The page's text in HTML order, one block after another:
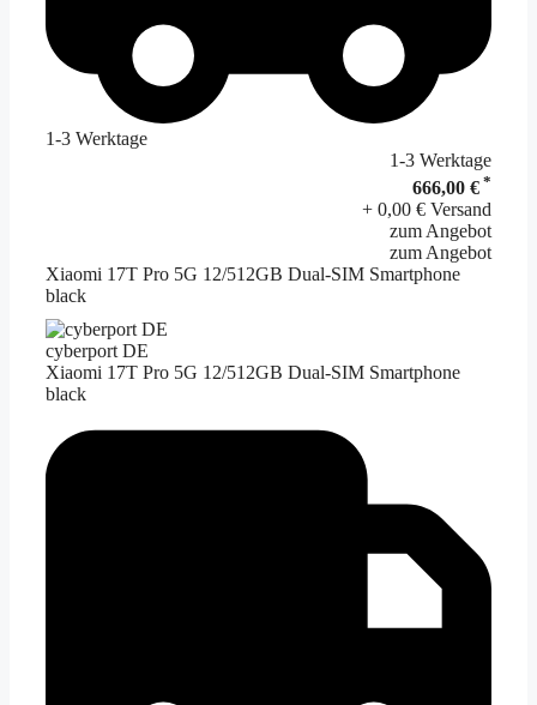
1-3 Werktage
1-3 Werktage
666,00 € *
+ 0,00 € Versand
zum Angebot
zum Angebot
Xiaomi 17T Pro 5G 12/512GB Dual-SIM Smartphone
black
cyberport DE
Xiaomi 17T Pro 5G 12/512GB Dual-SIM Smartphone
black